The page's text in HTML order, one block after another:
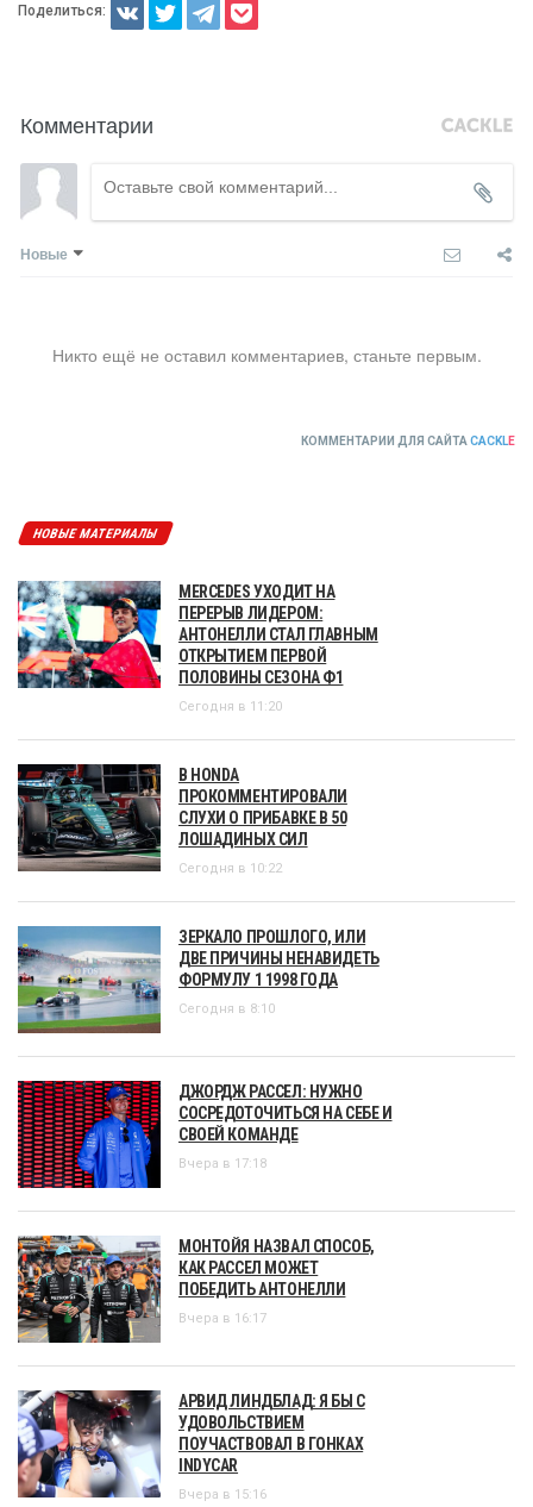
Поделиться:
Комментарии
Новые
Никто ещё не оставил комментариев, станьте первым.
КОММЕНТАРИИ ДЛЯ САЙТА CACKLE
НОВЫЕ МАТЕРИАЛЫ
MERCEDES УХОДИТ НА
ПЕРЕРЫВ ЛИДЕРОМ:
АНТОНЕЛЛИ СТАЛ ГЛАВНЫМ
ОТКРЫТИЕМ ПЕРВОЙ
ПОЛОВИНЫ СЕЗОНА Ф1
Сегодня в 11:20
В HONDA
ПРОКОММЕНТИРОВАЛИ
СЛУХИ О ПРИБАВКЕ В 50
ЛОШАДИНЫХ СИЛ
Сегодня в 10:22
ЗЕРКАЛО ПРОШЛОГО, ИЛИ
ДВЕ ПРИЧИНЫ НЕНАВИДЕТЬ
ФОРМУЛУ 1 1998 ГОДА
Сегодня в 8:10
ДЖОРДЖ РАССЕЛ: НУЖНО
СОСРЕДОТОЧИТЬСЯ НА СЕБЕ И
СВОЕЙ КОМАНДЕ
Вчера в 17:18
МОНТОЙЯ НАЗВАЛ СПОСОБ,
КАК РАССЕЛ МОЖЕТ
ПОБЕДИТЬ АНТОНЕЛЛИ
Вчера в 16:17
АРВИД ЛИНДБЛАД: Я БЫ С
УДОВОЛЬСТВИЕМ
ПОУЧАСТВОВАЛ В ГОНКАХ
INDYCAR
Вчера в 15:16